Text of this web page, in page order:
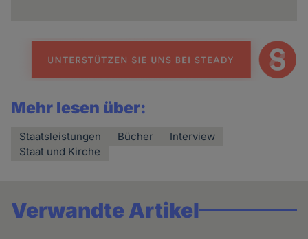
Mehr lesen über:
Staatsleistungen Bücher
Interview
Staat und Kirche
Verwandte Artikel